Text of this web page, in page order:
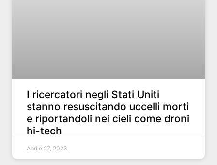
I ricercatori negli Stati Uniti
stanno resuscitando uccelli morti
e riportandoli nei cieli come droni
hi-tech
Aprile 27, 2023